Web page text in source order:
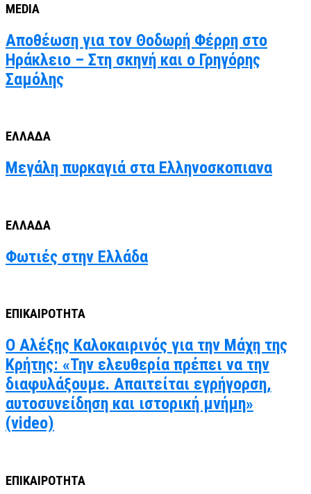
MEDIA
Αποθέωση για τον Θοδωρή Φέρρη στο
Ηράκλειο – Στη σκηνή και ο Γρηγόρης
Σαμόλης
ΕΛΛΑΔΑ
Μεγάλη πυρκαγιά στα Ελληνοσκοπιανα
ΕΛΛΑΔΑ
Φωτιές στην Ελλάδα
ΕΠΙΚΑΙΡΟΤΗΤΑ
Ο Αλέξης Καλοκαιρινός για την Μάχη της
Κρήτης: «Την ελευθερία πρέπει να την
διαφυλάξουμε. Απαιτείται εγρήγορση,
αυτοσυνείδηση και ιστορική μνήμη»
(video)
ΕΠΙΚΑΙΡΟΤΗΤΑ